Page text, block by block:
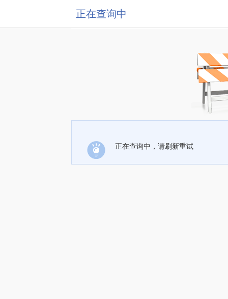
正在查询中
正在查询中，请刷新重试